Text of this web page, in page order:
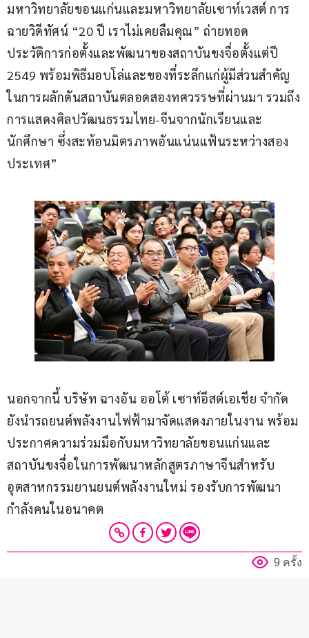
มหาวิทยาลัยขอนแก่นและมหาวิทยาลัยเซาท์เวสต์ การ
ฉายวิดีทัศน์ “20 ปี เราไม่เคยลืมคุณ” ถ่ายทอด
ประวัติการก่อตั้งและพัฒนาของสถาบันขงจื่อตั้งแต่ปี
2549 พร้อมพิธีมอบโล่และของที่ระลึกแก่ผู้มีส่วนสำคัญ
ในการผลักดันสถาบันตลอดสองทศวรรษที่ผ่านมา รวมถึง
การแสดงศิลปวัฒนธรรมไทย-จีนจากนักเรียนและ
นักศึกษา ซึ่งสะท้อนมิตรภาพอันแน่นแฟ้นระหว่างสอง
ประเทศ”
นอกจากนี้ บริษัท ฉางอัน ออโต้ เซาท์อีสต์เอเชีย จำกัด
ยังนำรถยนต์พลังงานไฟฟ้ามาจัดแสดงภายในงาน พร้อม
ประกาศความร่วมมือกับมหาวิทยาลัยขอนแก่นและ
สถาบันขงจื่อในการพัฒนาหลักสูตรภาษาจีนสำหรับ
อุตสาหกรรมยานยนต์พลังงานใหม่ รองรับการพัฒนา
กำลังคนในอนาคต
9 ครั้ง